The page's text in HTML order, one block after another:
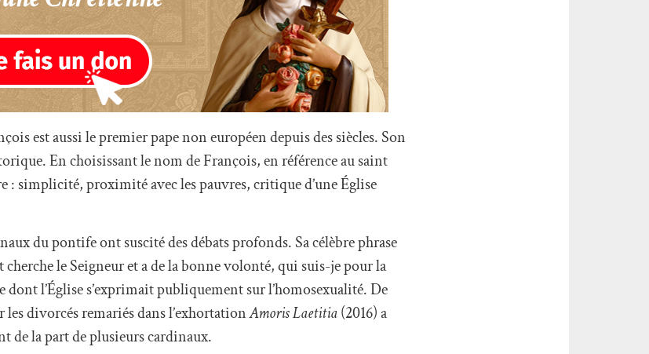
est aussi le premier pape non européen depuis des siècles. Son
En choisissant le nom de François, en référence au saint
: simplicité, proximité avec les pauvres, critique d’une Église
du pontife ont suscité des débats profonds. Sa célèbre phrase
cherche le Seigneur et a de la bonne volonté, qui suis-je pour la
l’Église s’exprimait publiquement sur l’homosexualité. De
les divorcés remariés dans l’exhortationAmoris Laetitia(2016) a
de la part de plusieurs cardinaux.